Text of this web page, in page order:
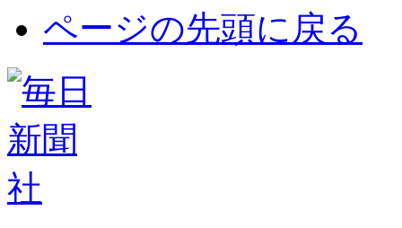
ページの先頭に戻る